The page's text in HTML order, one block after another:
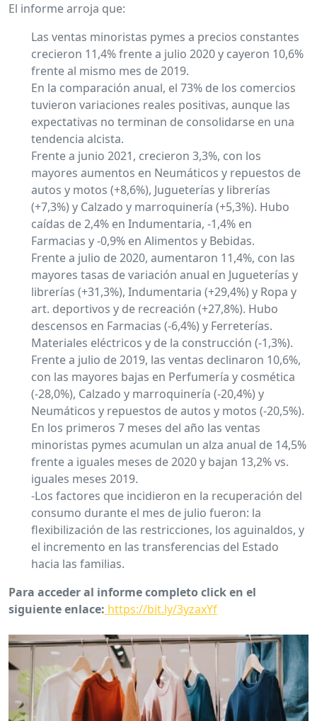
El informe arroja que:
Las ventas minoristas pymes a precios constantes
crecieron 11,4% frente a julio 2020 y cayeron 10,6%
frente al mismo mes de 2019.
En la comparación anual, el 73% de los comercios
tuvieron variaciones reales positivas, aunque las
expectativas no terminan de consolidarse en una
tendencia alcista.
Frente a junio 2021, crecieron 3,3%, con los
mayores aumentos en Neumáticos y repuestos de
autos y motos (+8,6%), Jugueterías y librerías
(+7,3%) y Calzado y marroquinería (+5,3%). Hubo
caídas de 2,4% en Indumentaria, -1,4% en
Farmacias y -0,9% en Alimentos y Bebidas.
Frente a julio de 2020, aumentaron 11,4%, con las
mayores tasas de variación anual en Jugueterías y
librerías (+31,3%), Indumentaria (+29,4%) y Ropa y
art. deportivos y de recreación (+27,8%). Hubo
descensos en Farmacias (-6,4%) y Ferreterías.
Materiales eléctricos y de la construcción (-1,3%).
Frente a julio de 2019, las ventas declinaron 10,6%,
con las mayores bajas en Perfumería y cosmética
(-28,0%), Calzado y marroquinería (-20,4%) y
Neumáticos y repuestos de autos y motos (-20,5%).
En los primeros 7 meses del año las ventas
minoristas pymes acumulan un alza anual de 14,5%
frente a iguales meses de 2020 y bajan 13,2% vs.
iguales meses 2019.
-Los factores que incidieron en la recuperación del
consumo durante el mes de julio fueron: la
flexibilización de las restricciones, los aguinaldos, y
el incremento en las transferencias del Estado
hacia las familias.
Para acceder al informe completo click en el
siguiente enlace: https://bit.ly/3yzaxYf